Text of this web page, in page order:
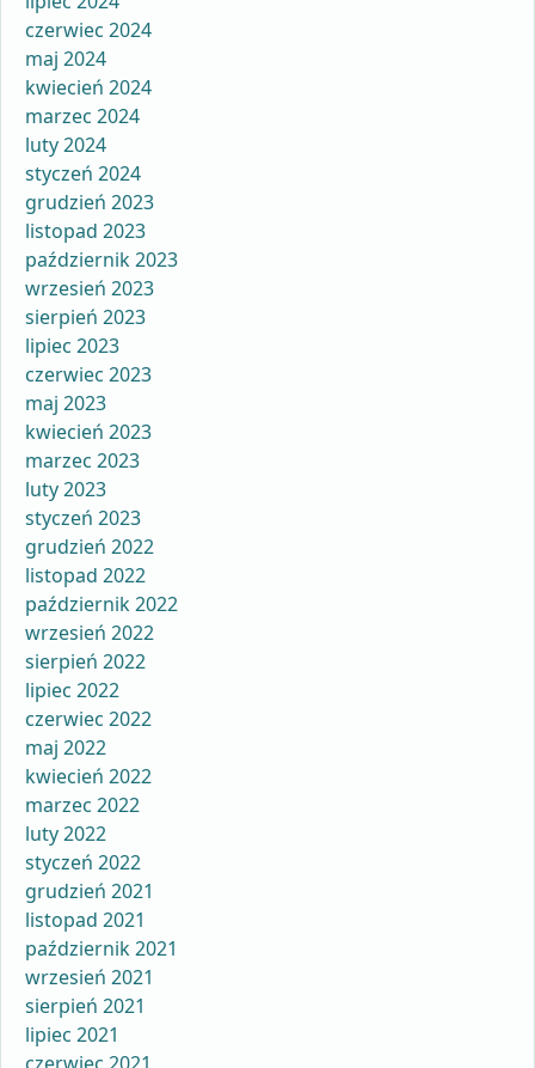
czerwiec 2024
maj 2024
kwiecień 2024
marzec 2024
luty 2024
styczeń 2024
grudzień 2023
listopad 2023
październik 2023
wrzesień 2023
sierpień 2023
lipiec 2023
czerwiec 2023
maj 2023
kwiecień 2023
marzec 2023
luty 2023
styczeń 2023
grudzień 2022
listopad 2022
październik 2022
wrzesień 2022
sierpień 2022
lipiec 2022
czerwiec 2022
maj 2022
kwiecień 2022
marzec 2022
luty 2022
styczeń 2022
grudzień 2021
listopad 2021
październik 2021
wrzesień 2021
sierpień 2021
lipiec 2021